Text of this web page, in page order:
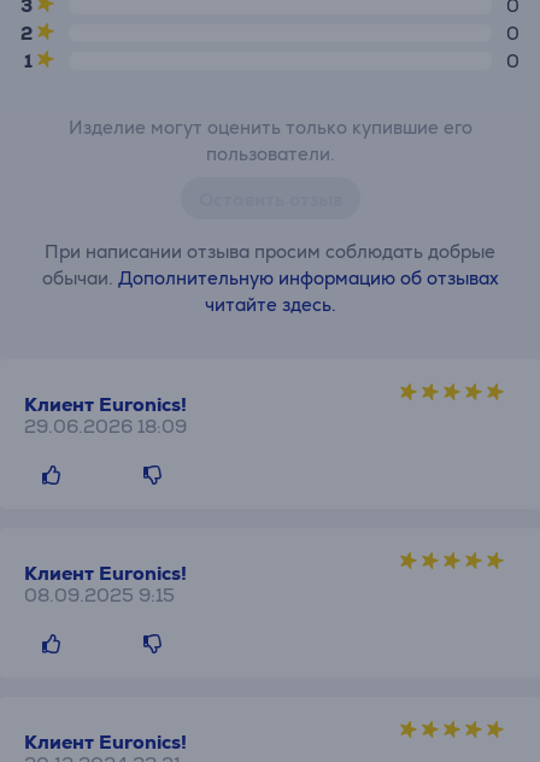
3
0
2
0
1
0
Изделие могут оценить только купившие его
пользователи.
При написании отзыва просим соблюдать добрые
обычаи. Дополнительную информацию об отзывах
читайте здесь.
Клиент Euronics!
29.06.2026 18:09
Клиент Euronics!
08.09.2025 9:15
Клиент Euronics!